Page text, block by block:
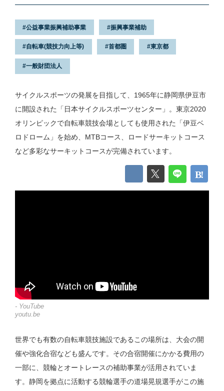
公益事業振興補助事業 振興事業補助
自転車(競技力向上等) 首都圏 東京都
一般財団法人
サイクルスポーツの発展を目指して、1965年に静岡県伊豆市
に開設された「日本サイクルスポーツセンター」。東京2020
オリンピックで自転車競技会場としても使用された「伊豆ベ
ロドローム」を始め、MTBコース、ロードサーキットコース
など多彩なサーキットコースが完備されています。
- YouTube
youtu.be
世界でも有数の自転車競技施設であるこの場所は、大会の開
催や強化合宿なども盛んです。その合宿開催にかかる費用の
一部に、競輪とオートレースの補助事業が活用されていま
す。静岡を拠点に活動する競輪選手の道場晃規選手がこの施